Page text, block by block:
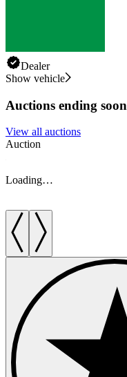
Dealer
Show vehicle
Auctions ending soon
View all auctions
Auction
Loading…